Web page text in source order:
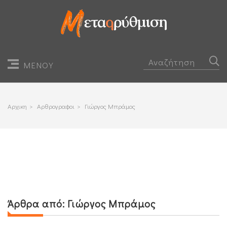
ΜΕΝΟΥ
Αρχικη > Αρθρογραφοι > Γιώργος Μπράμος
Άρθρα από: Γιώργος Μπράμος